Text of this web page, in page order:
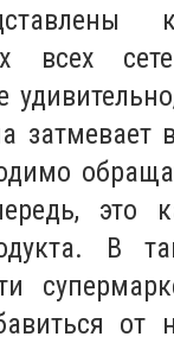
всех
затмевает
это
В
от